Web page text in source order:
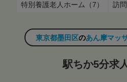
特別養護老人ホーム（7）
訪
東京都墨田区のあん摩マッ
駅ちか5分求